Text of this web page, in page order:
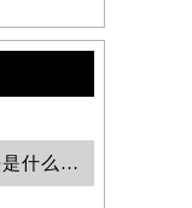
萧邦手表磕碰了解决方法是什么（日常保养与专业修复指南）